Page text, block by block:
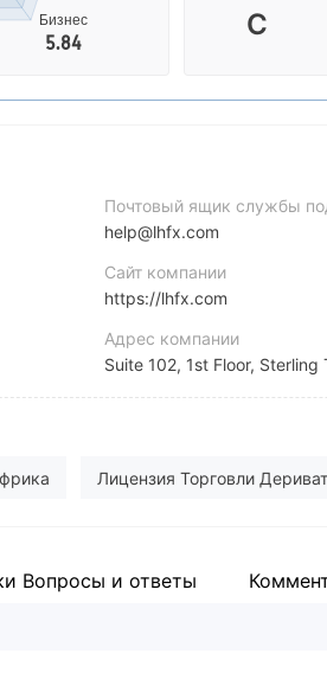
Бизнес
5.84
C
Почтовый ящик службы
help@lhfx.com
Сайт компании
https://lhfx.com
Адрес компании
X
Instagram
Лицензия Торговли
Вопросы и ответы